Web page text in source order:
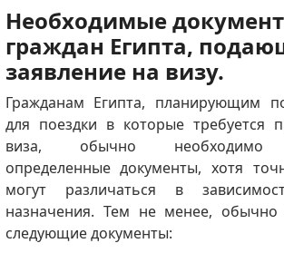
Необходимые
граждан Египта,
заявление на визу.
Гражданам Египта, планирующим
для поездки в которые требуется
виза, обычно необходимо
определенные документы, хотя
могут различаться в
назначения. Тем не менее, обычно
следующие документы: